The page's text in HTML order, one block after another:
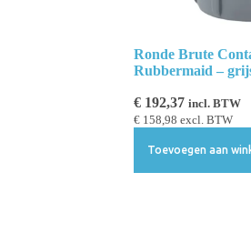
Ronde Brute
Rubbermaid –
€ 192,37 incl. BTW
€ 158,98 excl. BTW
Toevoegen aan